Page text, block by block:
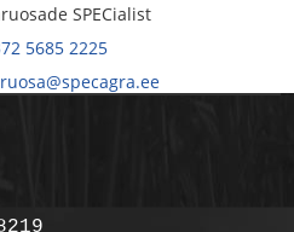
SPECialist
5685 2225